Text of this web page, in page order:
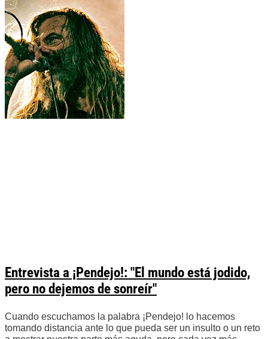
Entrevista a ¡Pendejo!: "El mundo está jodido,
pero no dejemos de sonreír"
Cuando escuchamos la palabra ¡Pendejo! lo hacemos
tomando distancia ante lo que pueda ser un insulto o un reto